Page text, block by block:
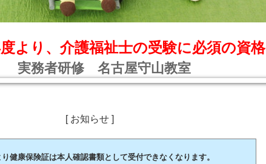
より、介護福祉士の受験に必須の資格
実務者研修 名古屋守山教室
[ お知らせ ]
健康保険証は本人確認書類として受付できなくなります。